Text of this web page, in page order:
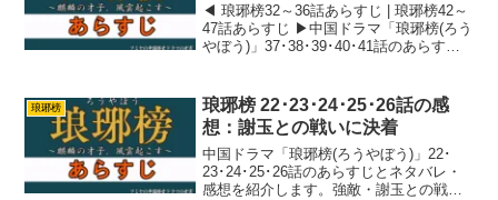
◀ 琅琊榜32～36話あらすじ | 琅琊榜42～
47話あらすじ ▶中国ドラマ「琅琊榜(ろう
やぼう)」37･38･39･40･41話のあらすじ
蘇と靖王の間に溝ができてしま...
琅琊榜
琅琊榜 22･23･24･25･26話の感
想：謝玉との戦いに決着
中国ドラマ「琅琊榜(ろうやぼう)」22･
23･24･25･26話のあらすじとネタバレ・
感想を紹介します。強敵・謝玉との戦い